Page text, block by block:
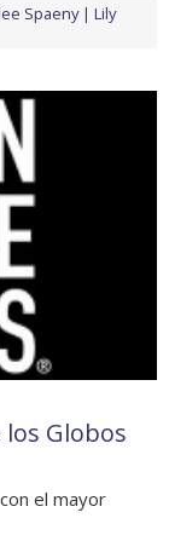
Spaeny
Lily
los Globos
el mayor